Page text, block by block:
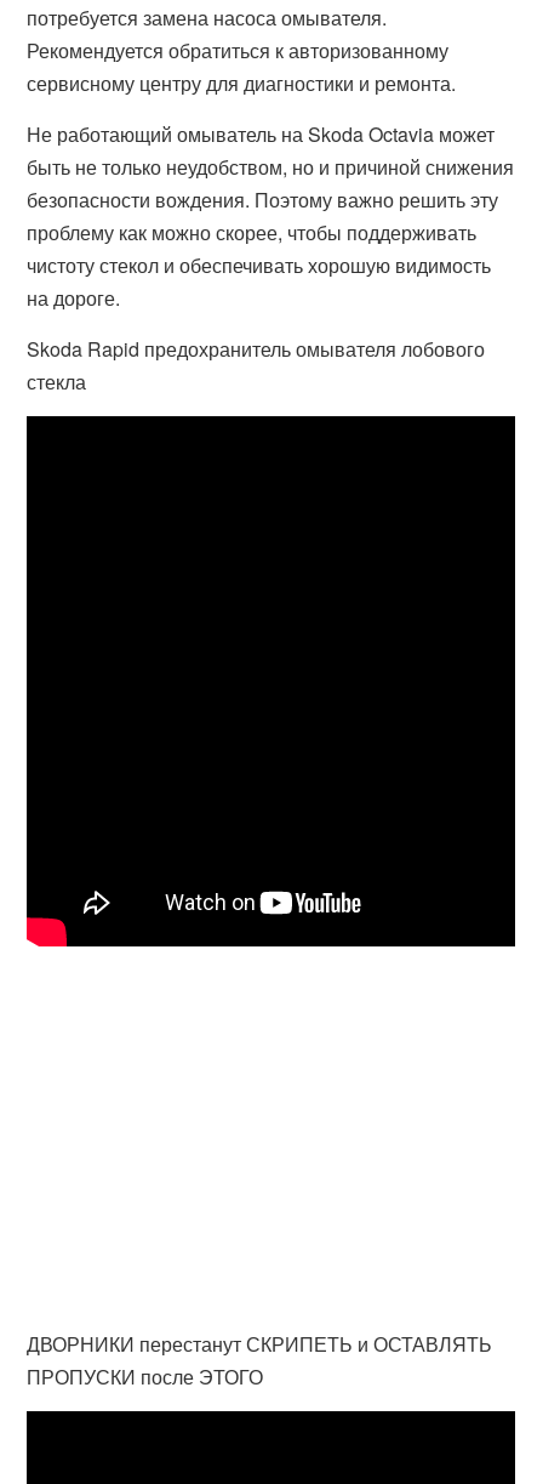
потребуется замена насоса омывателя.
Рекомендуется обратиться к авторизованному
сервисному центру для диагностики и ремонта.
Не работающий омыватель на Skoda Octavia может
быть не только неудобством, но и причиной снижения
безопасности вождения. Поэтому важно решить эту
проблему как можно скорее, чтобы поддерживать
чистоту стекол и обеспечивать хорошую видимость
на дороге.
Skoda Rapid предохранитель омывателя лобового
стекла
ДВОРНИКИ перестанут СКРИПЕТЬ и ОСТАВЛЯТЬ
ПРОПУСКИ после ЭТОГО